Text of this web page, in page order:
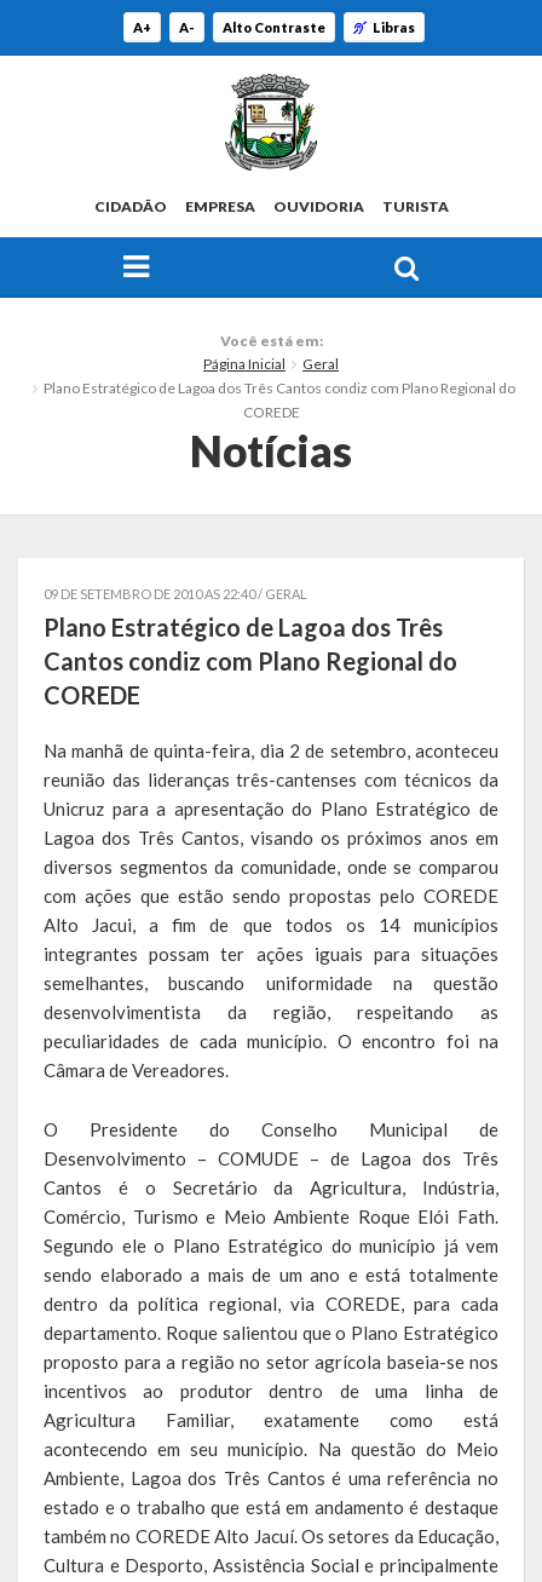
A+ A- Alto Contraste Libras
CIDADÃO EMPRESA OUVIDORIA TURISTA
Histórico
Símbolos
Administração
Ex-Administradores
Secretarias
Administração, Fazenda e Planejamento
Desenvolvimento Econômico
Desenvolvimento Social
Educação, Cultura, Turismo, Desporto e Lazer
Obras, Serviços Urbanos e Trânsito
Histórias
A História da Comunidade Católica Nossa Senhora de Lourdes
de Vila Seca
A História da Comunidade Evangélica de Linha Kronenthal
A história da Comunidade Católica São Paulo de Lagoa dos Três
Cantos
A História da Comunidade Evangélica de Confissão Luterana no
Brasil de Lagoa dos Três Cantos
A história marcante do Grêmio Esportivo Lagoense: uma história
Você está em:
Página Inicial
Geral
Plano Estratégico de Lagoa dos Três Cantos condiz com Plano Regional do
COREDE
Notícias
09 DE SETEMBRO DE 2010 AS 22:40 / GERAL
Plano Estratégico de Lagoa dos Três
Cantos condiz com Plano Regional do
COREDE
Na manhã de quinta-feira, dia 2 de setembro, aconteceu
reunião das lideranças três-cantenses com técnicos da
Unicruz para a apresentação do Plano Estratégico de
Lagoa dos Três Cantos, visando os próximos anos em
diversos segmentos da comunidade, onde se comparou
com ações que estão sendo propostas pelo COREDE
Alto Jacui, a fim de que todos os 14 municípios
integrantes possam ter ações iguais para situações
semelhantes, buscando uniformidade na questão
desenvolvimentista da região, respeitando as
peculiaridades de cada município. O encontro foi na
Câmara de Vereadores.
O Presidente do Conselho Municipal de
Desenvolvimento – COMUDE – de Lagoa dos Três
Cantos é o Secretário da Agricultura, Indústria,
Comércio, Turismo e Meio Ambiente Roque Elói Fath.
Segundo ele o Plano Estratégico do município já vem
sendo elaborado a mais de um ano e está totalmente
dentro da política regional, via COREDE, para cada
departamento. Roque salientou que o Plano Estratégico
proposto para a região no setor agrícola baseia-se nos
incentivos ao produtor dentro de uma linha de
Agricultura Familiar, exatamente como está
acontecendo em seu município. Na questão do Meio
Ambiente, Lagoa dos Três Cantos é uma referência no
estado e o trabalho que está em andamento é destaque
também no COREDE Alto Jacuí. Os setores da Educação,
Cultura e Desporto, Assistência Social e principalmente